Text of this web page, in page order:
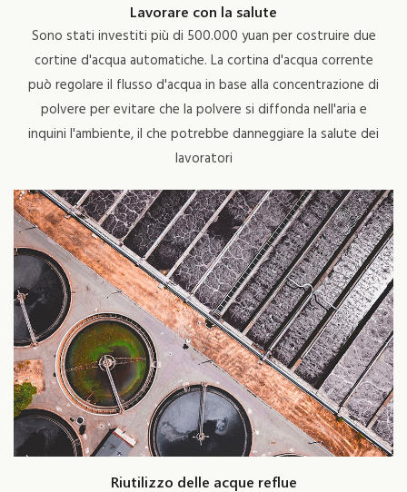
Lavorare con la salute
Sono stati investiti più di 500.000 yuan per costruire due
cortine d'acqua automatiche. La cortina d'acqua corrente
può regolare il flusso d'acqua in base alla concentrazione di
polvere per evitare che la polvere si diffonda nell'aria e
inquini l'ambiente, il che potrebbe danneggiare la salute dei
lavoratori
Riutilizzo delle acque reflue